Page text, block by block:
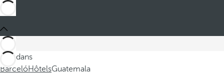
Ces dans
BarcelóHôtelsGuatemala